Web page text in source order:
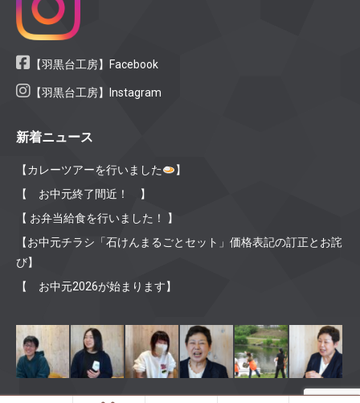
【羽黒台工房】Facebook
【羽黒台工房】Instagram
新着ニュース
【カレーツアーを行いました
】
【 お中元終了間近！ 】
【 お弁当給食を行いました！ 】
【お中元チラシ「石けんまるごとセット」価格表記の訂正とお詫
び】
【 お中元2026が始まります】